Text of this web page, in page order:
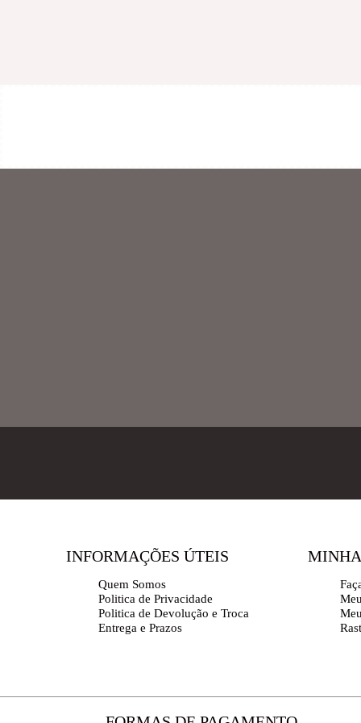
INFORMAÇÕES ÚTEIS
Quem Somos
Politica de Privacidade
Politica de Devolução e Troca
Entrega e Prazos